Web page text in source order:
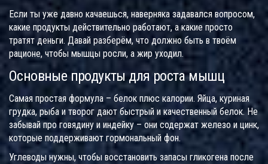
Если ты уже давно качаешься, наверняка задавался вопросом,
какие продукты действительно работают, а какие просто
тратят деньги. Давай разберём, что должно быть в твоём
рационе, чтобы мышцы росли, а жир уходил.
Основные продукты для роста мышц
Самая простая формула – белок плюс калории. Яйца, куриная
грудка, рыба и творог дают быстрый и качественный белок. Не
забывай про говядину и индейку – они содержат железо и цинк,
которые поддерживают гормональный фон.
Углеводы нужны, чтобы восстановить запасы гликогена после